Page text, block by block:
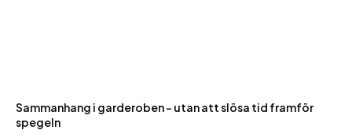
Sammanhang i garderoben – utan att slösa tid framför
spegeln